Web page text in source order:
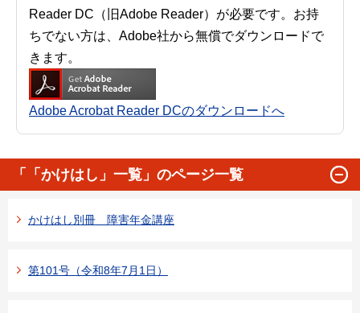
Reader DC（旧Adobe Reader）が必要です。お持
ちでない方は、Adobe社から無償でダウンロードで
きます。
Adobe Acrobat Reader DCのダウンロードへ
「「かけはし」一覧」のページ一覧
かけはし別冊 障害年金講座
第101号（令和8年7月1日）